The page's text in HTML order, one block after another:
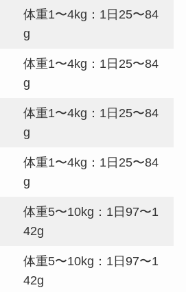
体重1〜4kg：1日25〜84
g
体重1〜4kg：1日25〜84
g
体重1〜4kg：1日25〜84
g
体重1〜4kg：1日25〜84
g
体重5〜10kg：1日97〜1
42g
体重5〜10kg：1日97〜1
42g